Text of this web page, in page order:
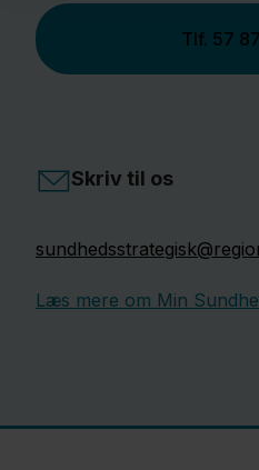
Tlf. 57
Skriv til os
Læs mere om Min